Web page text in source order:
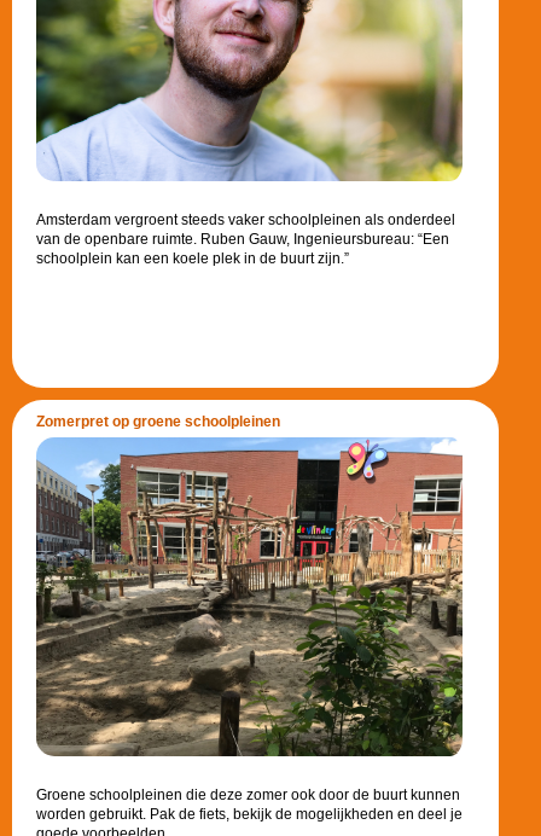
Amsterdam vergroent steeds vaker schoolpleinen als onderdeel
van de openbare ruimte. Ruben Gauw, Ingenieursbureau: “Een
schoolplein kan een koele plek in de buurt zijn.”
Zomerpret op groene schoolpleinen
Groene schoolpleinen die deze zomer ook door de buurt kunnen
worden gebruikt. Pak de fiets, bekijk de mogelijkheden en deel je